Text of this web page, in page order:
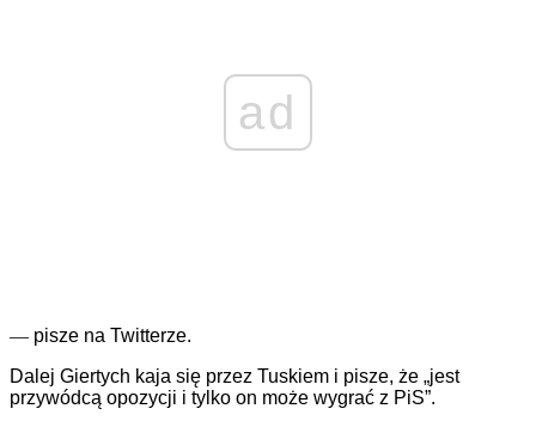
ad
— pisze na Twitterze.
Dalej Giertych kaja się przez Tuskiem i pisze, że „jest
przywódcą opozycji i tylko on może wygrać z PiS”.